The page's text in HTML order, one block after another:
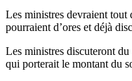
Les ministres devraient tout
pourraient d’ores et déjà
Les ministres discuteront
qui porterait le montant du